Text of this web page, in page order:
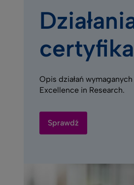
Opis działań
Excellence in Research.
Sprawdź